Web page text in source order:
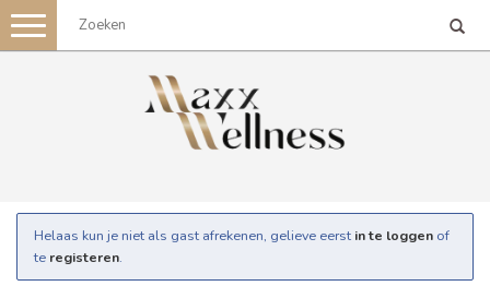
Toggle
navigation
Helaas kun je niet als gast afrekenen, gelieve eerst in te loggen of
te registeren.